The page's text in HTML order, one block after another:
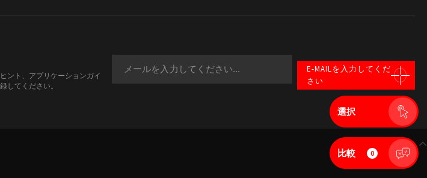
選択
比較 0
ント、アプリケーションガイ
してください。
E-MAILを入力してくだ
さい
トップへ